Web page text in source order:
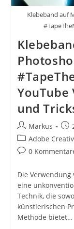
Klebeband auf
YouTube
und
Beitrags-
Autor:
Markus
Beitrags-
Kategorie:
Adobe
Beitrags-
0
Die
eine
Technik, die
künstlerischen
Methode bietet…